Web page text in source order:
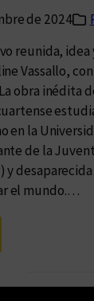
de 2024
reunida,
Vassallo,
obra inédita
en la
de la
y
el mundo.…